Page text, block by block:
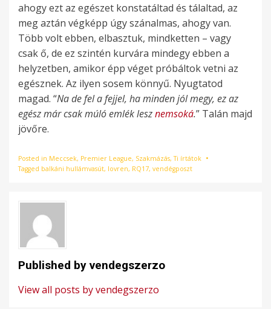
ahogy ezt az egészet konstatáltad és tálaltad, az
meg aztán végképp úgy szánalmas, ahogy van.
Több volt ebben, elbasztuk, mindketten – vagy
csak ő, de ez szintén kurvára mindegy ebben a
helyzetben, amikor épp véget próbáltok vetni az
egésznek. Az ilyen sosem könnyű. Nyugtatod
magad. “Na de fel a fejjel, ha minden jól megy, ez az
egész már csak múló emlék lesznemsoká.” Talán majd
jövőre.
Posted in Meccsek, Premier League, Szakmázás,Ti írtátok
Tagged balkáni hullámvasút, lovren, RQ17, vendégposzt
Published by vendegszerzo
View all posts by vendegszerzo